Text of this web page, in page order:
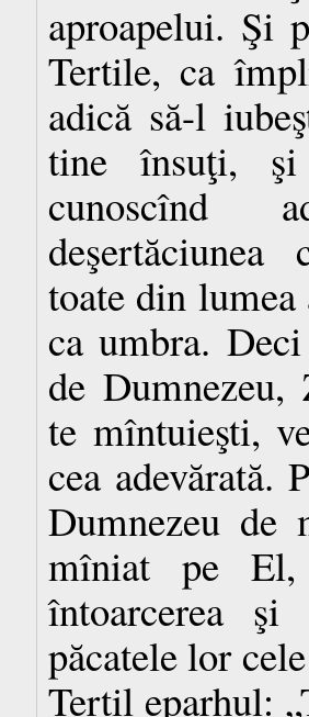
aproapelui. Şi
Tertile, ca
adică să-l
tine însuţi,
cunoscînd
toate din lumea
ca umbra.
de
te mîntuieşti,
cea adevărată.
Dumnezeu de
mîniat pe
întoarcerea
păcatele lor
Tertil eparhul: